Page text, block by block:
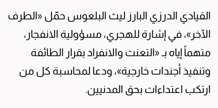
القيادي الدرزي البارز ليث البلعوس حمّل «الطرف
الآخر»، في إشارة للهجري، مسؤولية الانفجار،
متهماً إياه بـ «التعنت والانفراد بقرار الطائفة
وتنفيذ أجندات خارجية»، ودعا لمحاسبة كل من
ارتكب اعتداءات بحق المدنيين.